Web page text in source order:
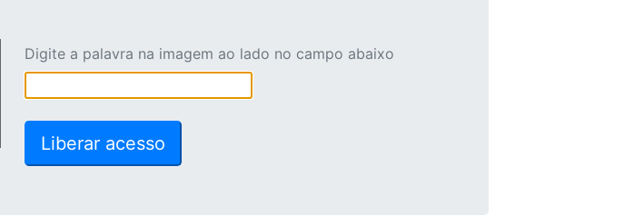
Digite a palavra na imagem ao lado no campo abaixo